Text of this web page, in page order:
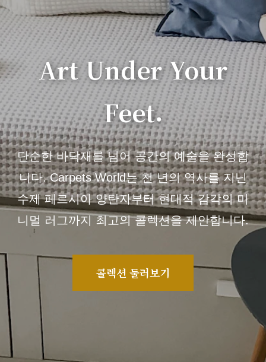
Art Under Your
Feet.
단순한 바닥재를 넘어 공간의 예술을 완성합
니다. Carpets World는 천 년의 역사를 지닌
수제 페르시아 양탄자부터 현대적 감각의 미
니멀 러그까지 최고의 콜렉션을 제안합니다.
콜렉션 둘러보기